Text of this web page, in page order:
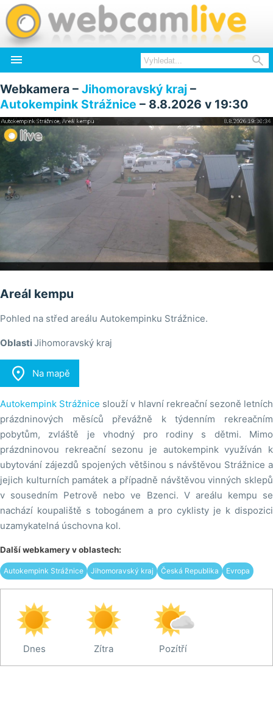
 
Webkamera – Jihomoravský kraj –
Autokempink Strážnice – 8.8.2026 v 19:30
Areál kempu
Pohled na střed areálu Autokempinku Strážnice.
OblastiJihomoravský kraj
 Na mapě
Autokempink Strážnice slouží v hlavní rekreační sezoně letních
prázdninových měsíců převážně k týdenním rekreačním
pobytům, zvláště je vhodný pro rodiny s dětmi. Mimo
prázdninovou rekreační sezonu je autokempink využíván k
ubytování zájezdů spojených většinou s návštěvou Strážnice a
jejich kulturních památek a případně návštěvou vinných sklepů
v sousedním Petrově nebo ve Bzenci. V areálu kempu se
nachází koupaliště s tobogánem a pro cyklisty je k dispozici
uzamykatelná úschovna kol.
Další webkamery v oblastech:
Autokempink Strážnice Jihomoravský kraj Česká Republika Evropa
Dnes Zítra Pozítří